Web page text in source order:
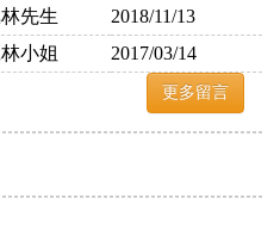
林先生
2018/11/13
林小姐 2017/03/14
更多留言